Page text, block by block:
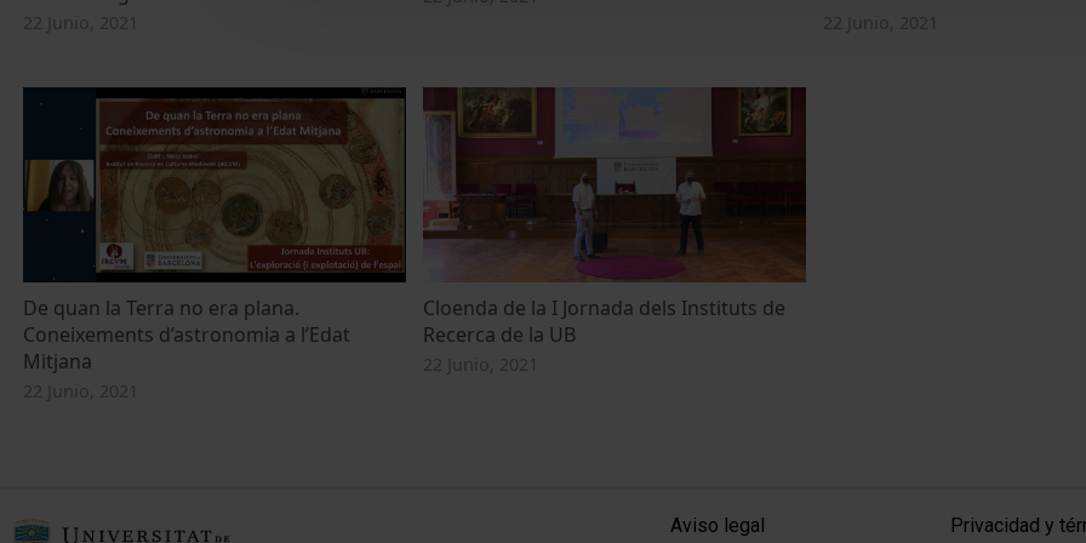
22 Junio, 2021 22 Junio, 2021
De quan la Terra no era plana.
Coneixements d’astronomia a l’Edat
Mitjana
22 Junio, 2021
Cloenda de la I Jornada dels Instituts de
Recerca de la UB
22 Junio, 2021
MENÚ PEU 1
Aviso legal PEU 2
Privacidad y